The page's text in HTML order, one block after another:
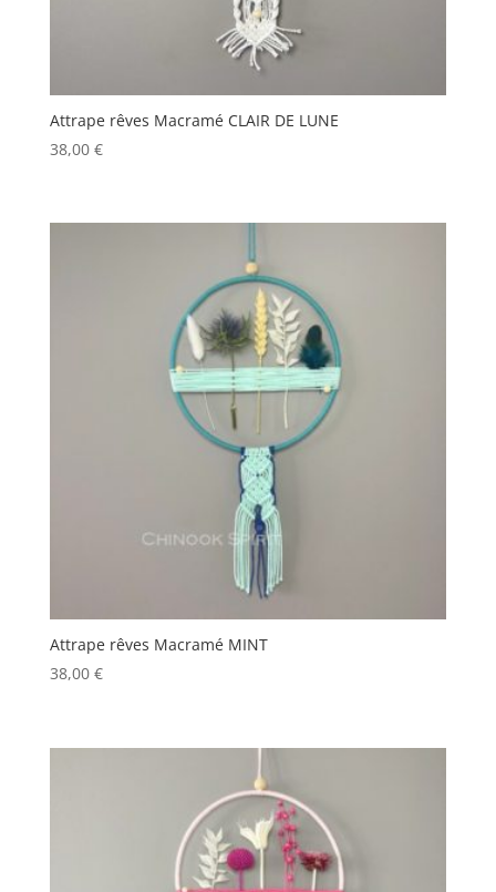
Attrape rêves Macramé CLAIR DE LUNE
38,00 €
Attrape rêves Macramé MINT
38,00 €